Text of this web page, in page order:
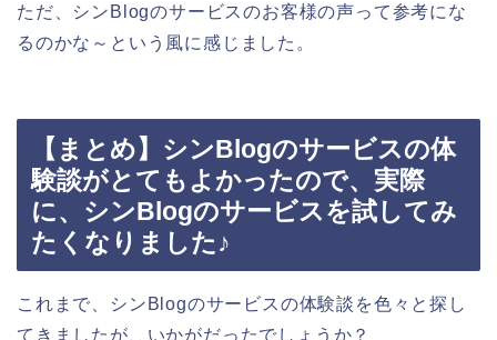
ただ、シンBlogのサービスのお客様の声って参考にな
るのかな～という風に感じました。
【まとめ】シンBlogのサービスの体
験談がとてもよかったので、実際
に、シンBlogのサービスを試してみ
たくなりました♪
これまで、シンBlogのサービスの体験談を色々と探し
てきましたが、いかがだったでしょうか？